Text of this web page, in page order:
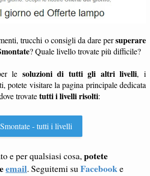
trucchi o consigli da dare persuperare
? Quale livello trovate più difficile?
le soluzioni di tutti gli altri livelli, i
potete visitare la pagina principale dedicata
trovatetutti i livelli risolti:
- tutti i livelli
e per qualsiasi cosa, potete
email. Seguitemi su Facebooke